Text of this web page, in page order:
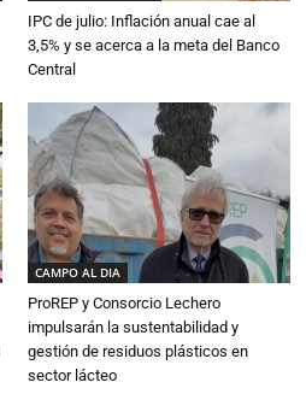
IPC de julio: Inflación anual cae al
3,5% y se acerca a la meta del Banco
Central
CAMPO AL DIA
ProREP y Consorcio Lechero
impulsarán la sustentabilidad y
gestión de residuos plásticos en
sector lácteo